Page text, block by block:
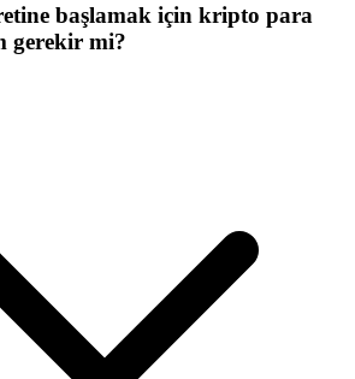
başlamak için kripto para
gerekir mi?